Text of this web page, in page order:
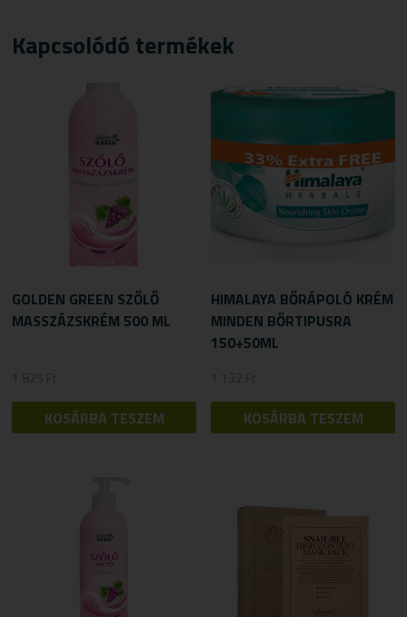
Kapcsolódó termékek
GOLDEN GREEN SZŐLŐ
MASSZÁZSKRÉM 500 ML
1 825 Ft
KOSÁRBA TESZEM
HIMALAYA BŐRÁPOLÓ KRÉM
MINDEN BŐRTIPUSRA
150+50ML
1 132 Ft
KOSÁRBA TESZEM